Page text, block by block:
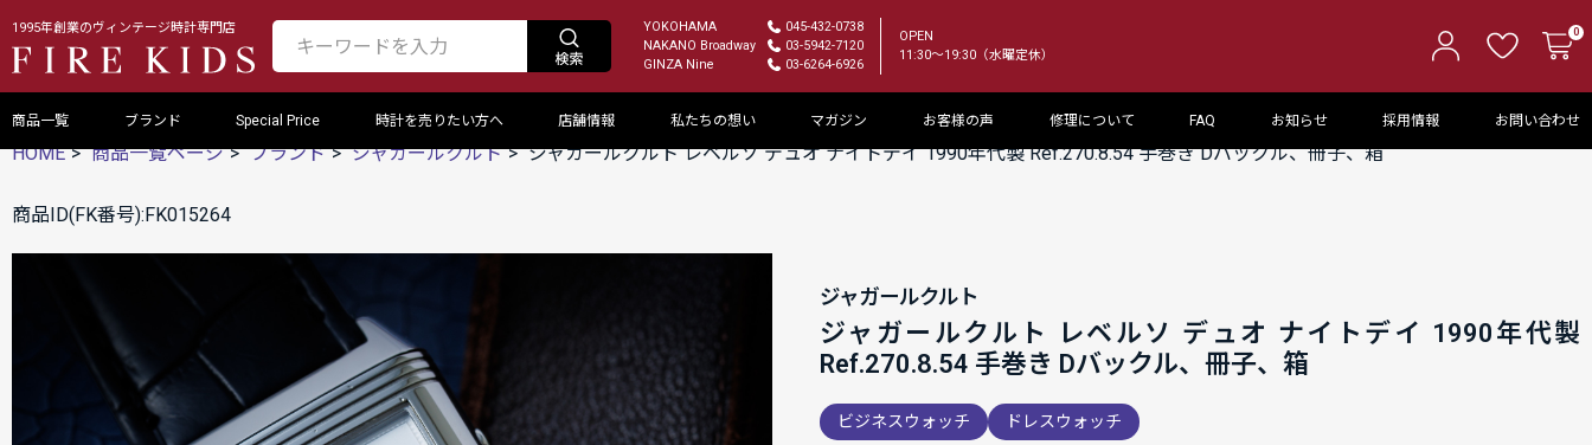
1995年創業のヴィンテージ時計専門店 YOKOHAMA
045-432-0738
NAKANO Broadway
03-5942-7120
GINZA Nine
03-6264-6926
OPEN
11:30～19:30（水曜定休）
0
商品一覧 ブランド Special Price 時計を売りたい方へ 店舗情報 私たちの想い マガジン お客様の声 修理について FAQ お知らせ 採用情報 お問い合わせ
HOME 商品一覧ページ ブランド ジャガールクルト ジャガールクルト レベルソ デュオ ナイトデイ 1990年代製 Ref.270.8.54 手巻き Dバックル、冊子、箱
商品ID(FK番号):FK015264
ジャガールクルト
ジャガールクルト レベルソ デュオ ナイトデイ 1990年代製
Ref.270.8.54 手巻き Dバックル、冊子、箱
ビジネスウォッチ ドレスウォッチ